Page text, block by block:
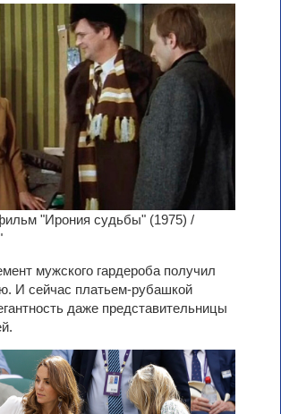
"Ирония судьбы" (1975) /
мужского гардероба получил
И сейчас платьем-рубашкой
даже представительницы